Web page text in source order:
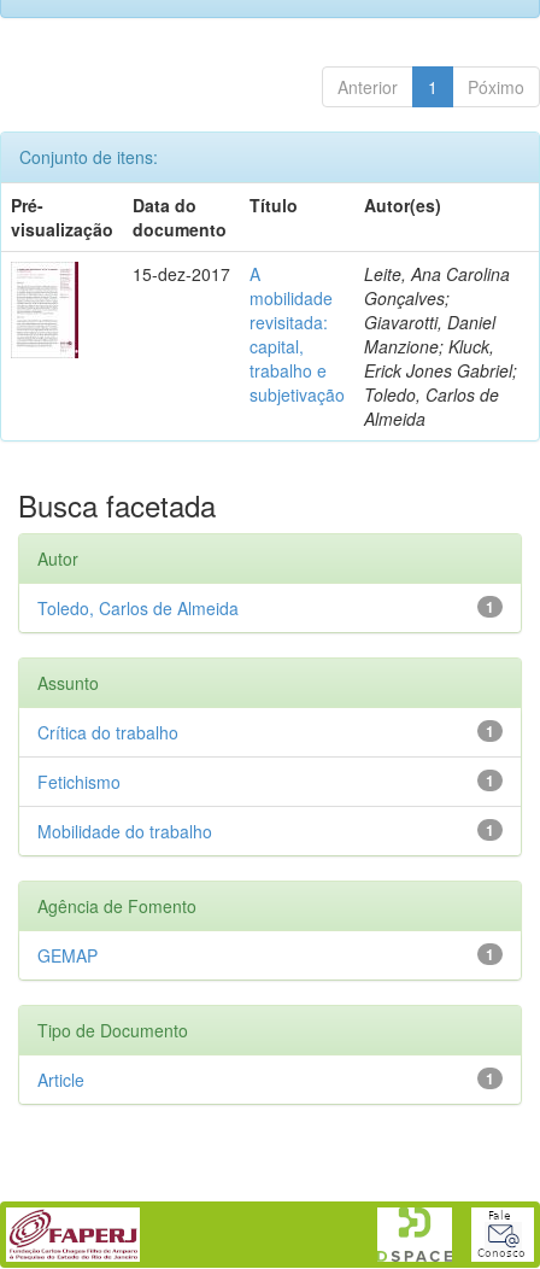
Anterior 1 Póximo
Conjunto de itens:
Pré-
visualização
Data do
documento
Título Autor(es)
15-dez-2017
A
mobilidade
revisitada:
capital,
trabalho e
subjetivação
Leite, Ana Carolina
Gonçalves;
Giavarotti, Daniel
Manzione; Kluck,
Erick Jones Gabriel;
Toledo, Carlos de
Almeida
Busca facetada
Autor
1
Toledo, Carlos de Almeida
Assunto
1
Crítica do trabalho
1
Fetichismo
1
Mobilidade do trabalho
Agência de Fomento
1
GEMAP
Tipo de Documento
1
Article